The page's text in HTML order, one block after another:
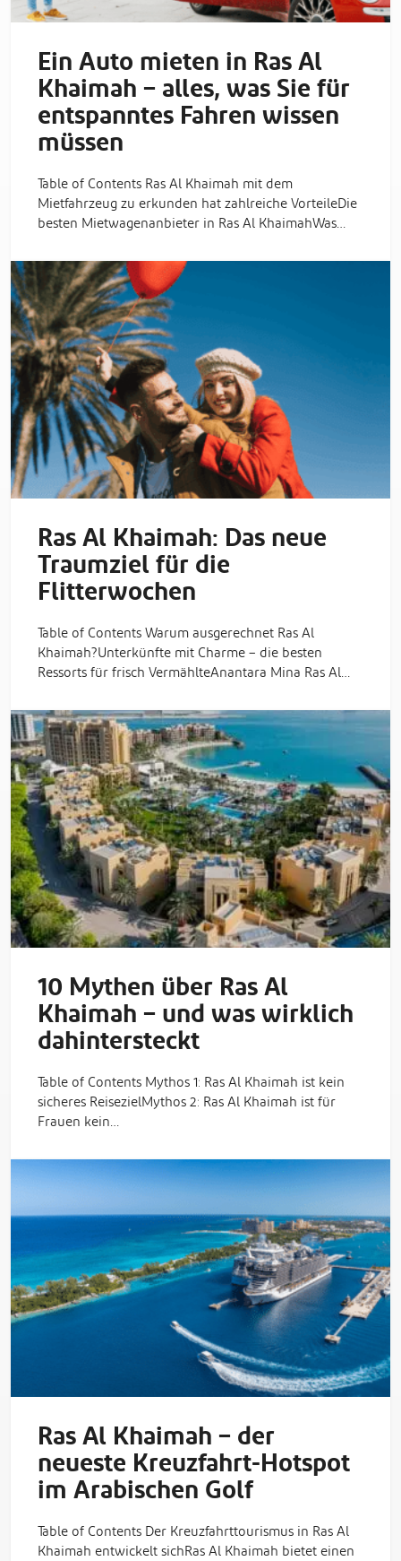
Ein Auto mieten in Ras Al
Khaimah – alles, was Sie für
entspanntes Fahren wissen
müssen
Table of Contents Ras Al Khaimah mit dem
Mietfahrzeug zu erkunden hat zahlreiche VorteileDie
besten Mietwagenanbieter in Ras Al KhaimahWas…
Ras Al Khaimah: Das neue
Traumziel für die
Flitterwochen
Table of Contents Warum ausgerechnet Ras Al
Khaimah?Unterkünfte mit Charme – die besten
Ressorts für frisch VermählteAnantara Mina Ras Al…
10 Mythen über Ras Al
Khaimah – und was wirklich
dahintersteckt
Table of Contents Mythos 1: Ras Al Khaimah ist kein
sicheres ReisezielMythos 2: Ras Al Khaimah ist für
Frauen kein…
Ras Al Khaimah – der
neueste Kreuzfahrt-Hotspot
im Arabischen Golf
Table of Contents Der Kreuzfahrttourismus in Ras Al
Khaimah entwickelt sichRas Al Khaimah bietet einen